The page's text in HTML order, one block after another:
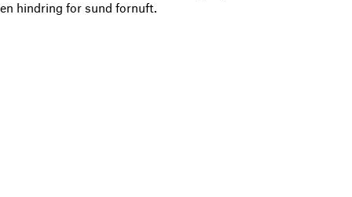
en hindring for sund fornuft.